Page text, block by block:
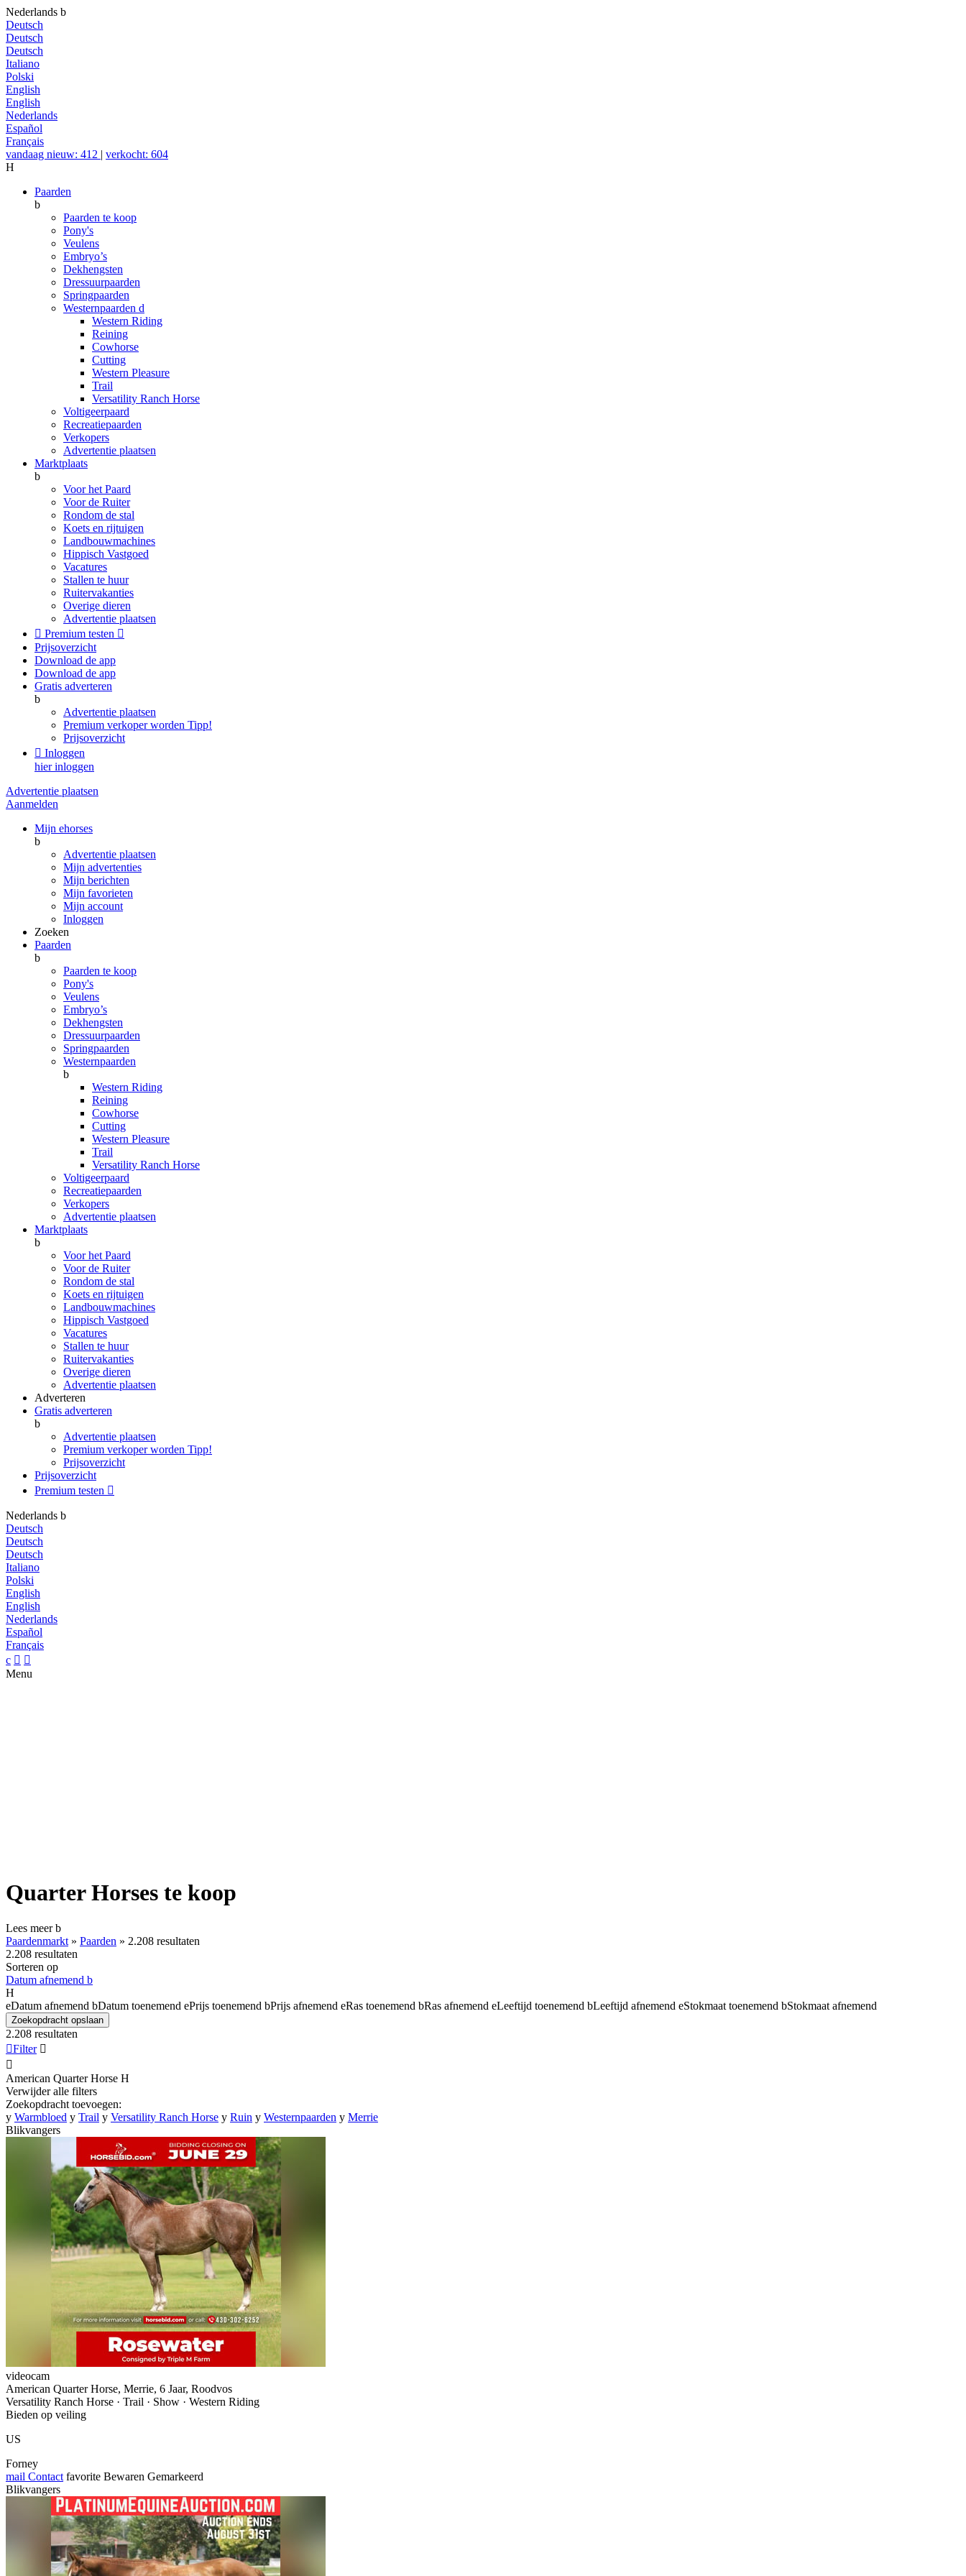
Nederlands b
Deutsch
Deutsch
Deutsch
Italiano
Polski
English
English
Nederlands
Español
Français
vandaag nieuw: 412 | verkocht: 604
H
Paarden
b
Paarden te koop
Pony's
Veulens
Embryo’s
Dekhengsten
Dressuurpaarden
Springpaarden
Westernpaarden d
Western Riding
Reining
Cowhorse
Cutting
Western Pleasure
Trail
Versatility Ranch Horse
Voltigeerpaard
Recreatiepaarden
Verkopers
Advertentie plaatsen
Marktplaats
b
Voor het Paard
Voor de Ruiter
Rondom de stal
Koets en rijtuigen
Landbouwmachines
Hippisch Vastgoed
Vacatures
Stallen te huur
Ruitervakanties
Overige dieren
Advertentie plaatsen
 Premium testen 
Prijsoverzicht
Download de app
Download de app
Gratis adverteren
b
Advertentie plaatsen
Premium verkoper worden Tipp!
Prijsoverzicht
 Inloggen
hier inloggen
Advertentie plaatsen
Aanmelden
Mijn ehorses
b
Advertentie plaatsen
Mijn advertenties
Mijn berichten
Mijn favorieten
Mijn account
Inloggen
Zoeken
Paarden
b
Paarden te koop
Pony's
Veulens
Embryo’s
Dekhengsten
Dressuurpaarden
Springpaarden
Westernpaarden
b
Western Riding
Reining
Cowhorse
Cutting
Western Pleasure
Trail
Versatility Ranch Horse
Voltigeerpaard
Recreatiepaarden
Verkopers
Advertentie plaatsen
Marktplaats
b
Voor het Paard
Voor de Ruiter
Rondom de stal
Koets en rijtuigen
Landbouwmachines
Hippisch Vastgoed
Vacatures
Stallen te huur
Ruitervakanties
Overige dieren
Advertentie plaatsen
Adverteren
Gratis adverteren
b
Advertentie plaatsen
Premium verkoper worden Tipp!
Prijsoverzicht
Prijsoverzicht
Premium testen 
Nederlands b
Deutsch
Deutsch
Deutsch
Italiano
Polski
English
English
Nederlands
Español
Français
c  
Menu
Quarter Horses te koop
Lees meerb
Paardenmarkt » Paarden » 2.208 resultaten
2.208 resultaten
Sorteren op
Datum afnemend b
H
eDatum afnemend bDatum toenemend ePrijs toenemend bPrijs afnemend eRas toenemend bRas afnemend eLeeftijd toenemend bLeeftijd afnemend eStokmaat toenemend bStokmaat afnemend
Zoekopdracht opslaan
2.208 resultaten
Filter 

American Quarter Horse H
Verwijder alle filters
Zoekopdracht toevoegen:
y Warmbloed y Trail y Versatility Ranch Horse y Ruin y Westernpaarden y Merrie
Blikvangers
videocam
American Quarter Horse, Merrie, 6 Jaar, Roodvos
Versatility Ranch Horse · Trail · Show · Western Riding
Bieden op veiling
US
Forney
mail Contact favorite Bewaren Gemarkeerd
Blikvangers